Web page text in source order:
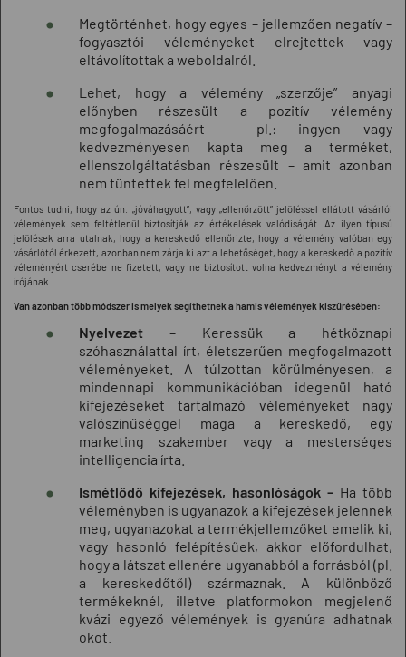
Megtörténhet, hogy egyes – jellemzően negatív –
fogyasztói véleményeket elrejtettek vagy
eltávolítottak a weboldalról.
Lehet, hogy a vélemény „szerzője” anyagi
előnyben részesült a pozitív vélemény
megfogalmazásáért – pl.: ingyen vagy
kedvezményesen kapta meg a terméket,
ellenszolgáltatásban részesült – amit azonban
nem tüntettek fel megfelelően.
Fontos tudni, hogy az ún. „jóváhagyott”, vagy „ellenőrzött” jelöléssel ellátott vásárlói
vélemények sem feltétlenül biztosítják az értékelések valódiságát. Az ilyen típusú
jelölések arra utalnak, hogy a kereskedő ellenőrizte, hogy a vélemény valóban egy
vásárlótól érkezett, azonban nem zárja ki azt a lehetőséget, hogy a kereskedő a pozitív
véleményért cserébe ne fizetett, vagy ne biztosított volna kedvezményt a vélemény
írójának.
Van azonban több módszer is melyek segíthetnek a hamis vélemények kiszűrésében:
Nyelvezet – Keressük a hétköznapi
szóhasználattal írt, életszerűen megfogalmazott
véleményeket. A túlzottan körülményesen, a
mindennapi kommunikációban idegenül ható
kifejezéseket tartalmazó véleményeket nagy
valószínűséggel maga a kereskedő, egy
marketing szakember vagy a mesterséges
intelligencia írta.
Ismétlődő kifejezések, hasonlóságok – Ha több
véleményben is ugyanazok a kifejezések jelennek
meg, ugyanazokat a termékjellemzőket emelik ki,
vagy hasonló felépítésűek, akkor előfordulhat,
hogy a látszat ellenére ugyanabból a forrásból (pl.
a kereskedőtől) származnak. A különböző
termékeknél, illetve platformokon megjelenő
kvázi egyező vélemények is gyanúra adhatnak
okot.